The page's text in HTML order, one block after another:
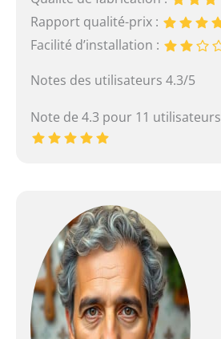
Rapport qualité-prix :
Facilité d’installation :
Notes des utilisateurs 4.3/5
Note de 4.3 pour 11 utilisateurs